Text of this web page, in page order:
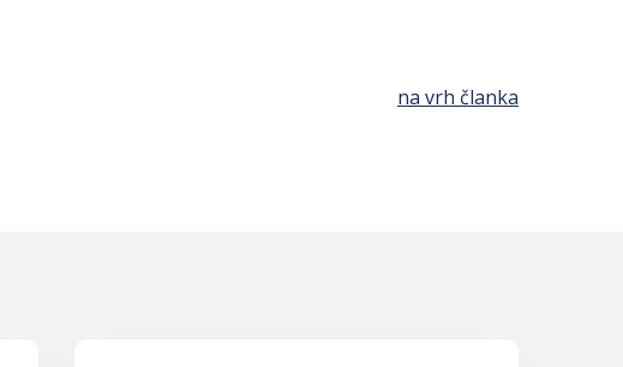
na vrh članka